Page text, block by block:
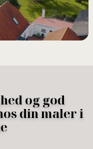
og god
din maler i